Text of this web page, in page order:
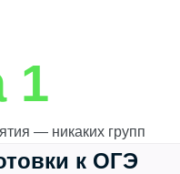
1
— никаких групп
к ОГЭ